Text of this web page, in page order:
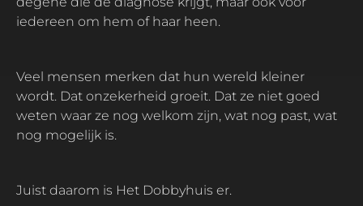
iedereen om hem of haar heen.
Veel mensen merken dat hun wereld kleiner
wordt. Dat onzekerheid groeit. Dat ze niet goed
weten waar ze nog welkom zijn, wat nog past, wat
nog mogelijk is.
Juist daarom is Het Dobbyhuis er.